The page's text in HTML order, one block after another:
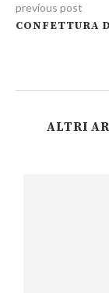
previous post
CONFETTURA
ALTRI